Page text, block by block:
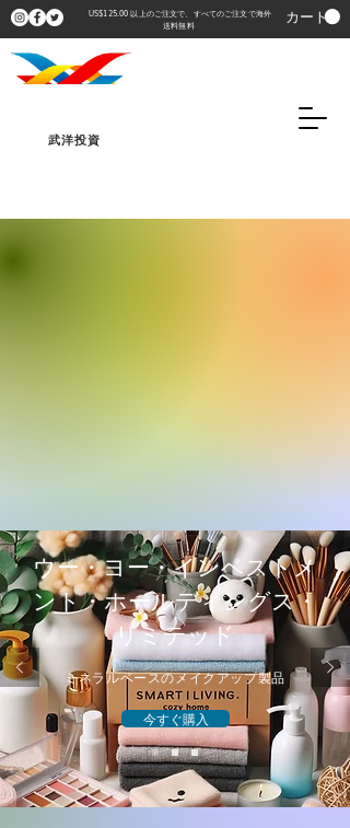
US$125.00 以上のご注文で、すべてのご注文で海外
送料無料
カート
武洋投資
ウー・ヨー・インベストメ
ント・ホールディングス・
リミテッド
ミネラルベースのメイクアップ製品
今すぐ購入